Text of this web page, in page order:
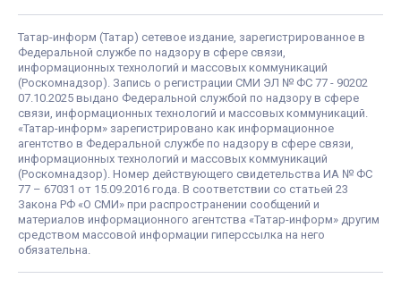
Татар-информ (Татар) сетевое издание, зарегистрированное в
Федеральной службе по надзору в сфере связи,
информационных технологий и массовых коммуникаций
(Роскомнадзор). Запись о регистрации СМИ ЭЛ № ФС 77 - 90202
07.10.2025 выдано Федеральной службой по надзору в сфере
связи, информационных технологий и массовых коммуникаций.
«Татар-информ» зарегистрировано как информационное
агентство в Федеральной службе по надзору в сфере связи,
информационных технологий и массовых коммуникаций
(Роскомнадзор). Номер действующего свидетельства ИА № ФС
77 – 67031 от 15.09.2016 года. В соответствии со статьей 23
Закона РФ «О СМИ» при распространении сообщений и
материалов информационного агентства «Татар-информ» другим
средством массовой информации гиперссылка на него
обязательна.